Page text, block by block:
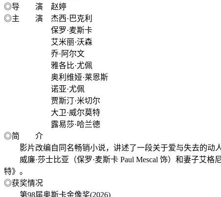
◎导 演 赵婷
◎主 演 杰西·巴克利
保罗·麦斯卡
艾米丽·沃森
乔·阿尔文
雅各比·尤佩
奥利维娅·莱恩斯
诺亚·尤佩
贾斯汀·米切尔
大卫·威尔莫特
露易莎·哈兰德
◎简 介
影片改编自同名畅销小说，讲述了一段关于爱与失去的动人
威廉·莎士比亚（保罗·麦斯卡 Paul Mescal 饰）和妻子艾格
特》。
◎获奖情况
第98届奥斯卡金像奖(2026)